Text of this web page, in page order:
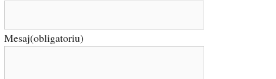
Mesaj(obligatoriu)